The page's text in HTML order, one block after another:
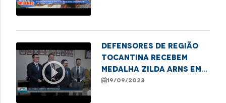
play_circle_outline
Defensores de região
tocantina recebem
medalha Zilda Arns em
Imperatriz
19/09/2023